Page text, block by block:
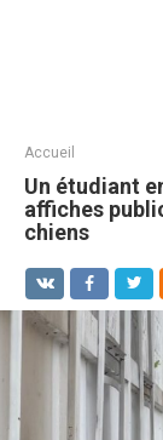
Accueil
Un étudiant
affiches
chiens